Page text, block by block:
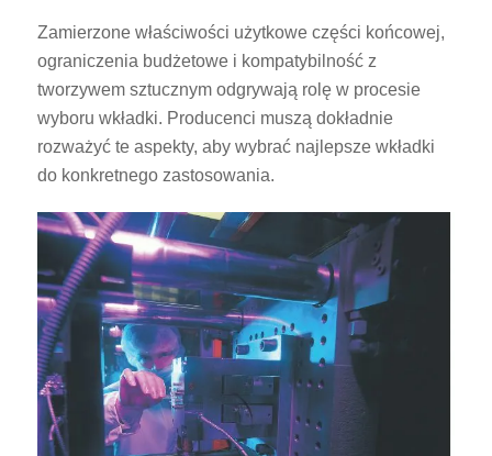
Zamierzone właściwości użytkowe części końcowej,
ograniczenia budżetowe i kompatybilność z
tworzywem sztucznym odgrywają rolę w procesie
wyboru wkładki. Producenci muszą dokładnie
rozważyć te aspekty, aby wybrać najlepsze wkładki
do konkretnego zastosowania.